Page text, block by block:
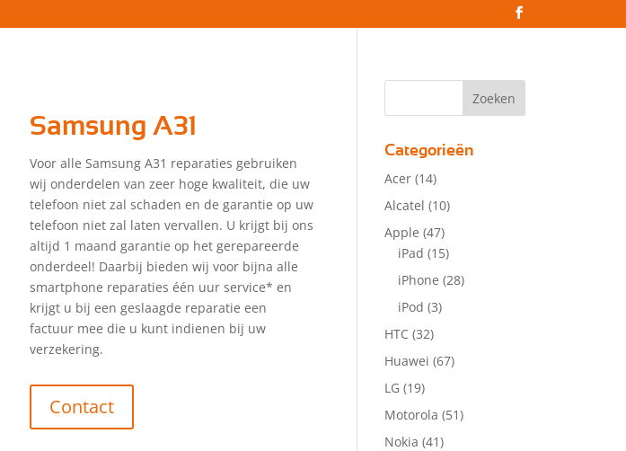
Samsung A31
Voor alle Samsung A31 reparaties gebruiken
wij onderdelen van zeer hoge kwaliteit, die uw
telefoon niet zal schaden en de garantie op uw
telefoon niet zal laten vervallen. U krijgt bij ons
altijd 1 maand garantie op het gerepareerde
onderdeel! Daarbij bieden wij voor bijna alle
smartphone reparaties één uur service* en
krijgt u bij een geslaagde reparatie een
factuur mee die u kunt indienen bij uw
verzekering.
Contact
Categorieën
Acer (14)
Alcatel (10)
Apple (47)
iPad (15)
iPhone (28)
iPod (3)
HTC (32)
Huawei (67)
LG (19)
Motorola (51)
Nokia (41)